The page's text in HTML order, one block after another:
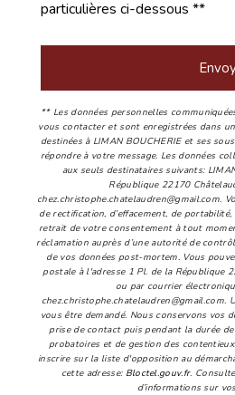
particulières ci-dessous **
** Les données personnelles
vous contacter et sont enregistrées dans
destinées à LIMAN BOUCHERIE et ses
répondre à votre message. Les données
aux seuls destinataires suivants:
République 22170
chez.christophe.chatelaudren@gmail.com.
de rectification, d’effacement, de
retrait de votre consentement à tout
réclamation auprès d’une autorité de
de vos données post-mortem. Vous
postale à l'adresse 1 Pl. de la République
ou par courrier
vous être demandé. Nous conservons vos
prise de contact puis pendant la durée
probatoires et de gestion des
inscrire sur la liste d'opposition au
cette adresse: Bloctel.gouv.fr.
d’informations sur